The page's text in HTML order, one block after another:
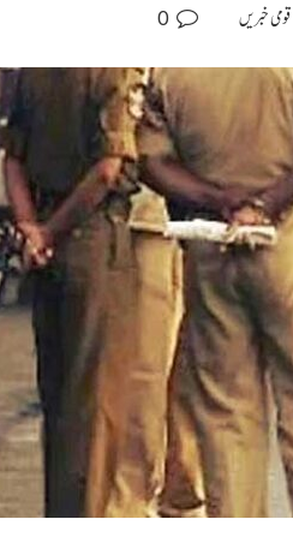
قومی خبریں